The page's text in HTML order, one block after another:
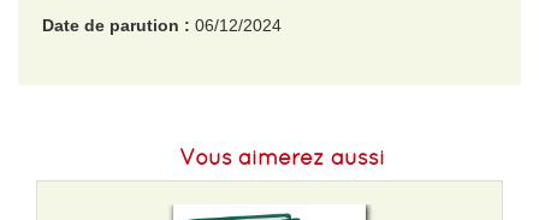
Date de parution : 06/12/2024
Vous aimerez aussi